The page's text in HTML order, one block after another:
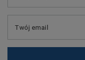
Twój email